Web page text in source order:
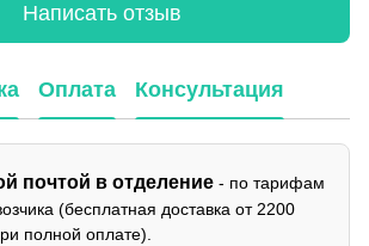
Написать отзыв
Оплата Консультация
почтой в отделение - по тарифам
(бесплатная доставка от 2200
полной оплате).